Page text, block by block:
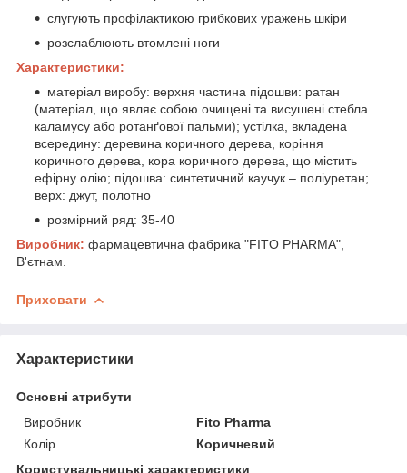
слугують профілактикою грибкових уражень шкіри
розслаблюють втомлені ноги
Характеристики:
матеріал виробу: верхня частина підошви: ратан
(матеріал, що являє собою очищені та висушені стебла
каламусу або ротанґової пальми); устілка, вкладена
всередину: деревина коричного дерева, коріння
коричного дерева, кора коричного дерева, що містить
ефірну олію; підошва: синтетичний каучук – поліуретан;
верх: джут, полотно
розмірний ряд: 35-40
Виробник: фармацевтична фабрика "FITO PHARMA",
В'єтнам.
Приховати
Характеристики
Основні атрибути
Виробник
Fito Pharma
Колір
Коричневий
Користувальницькі характеристики